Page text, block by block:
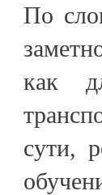
По
как
сути,